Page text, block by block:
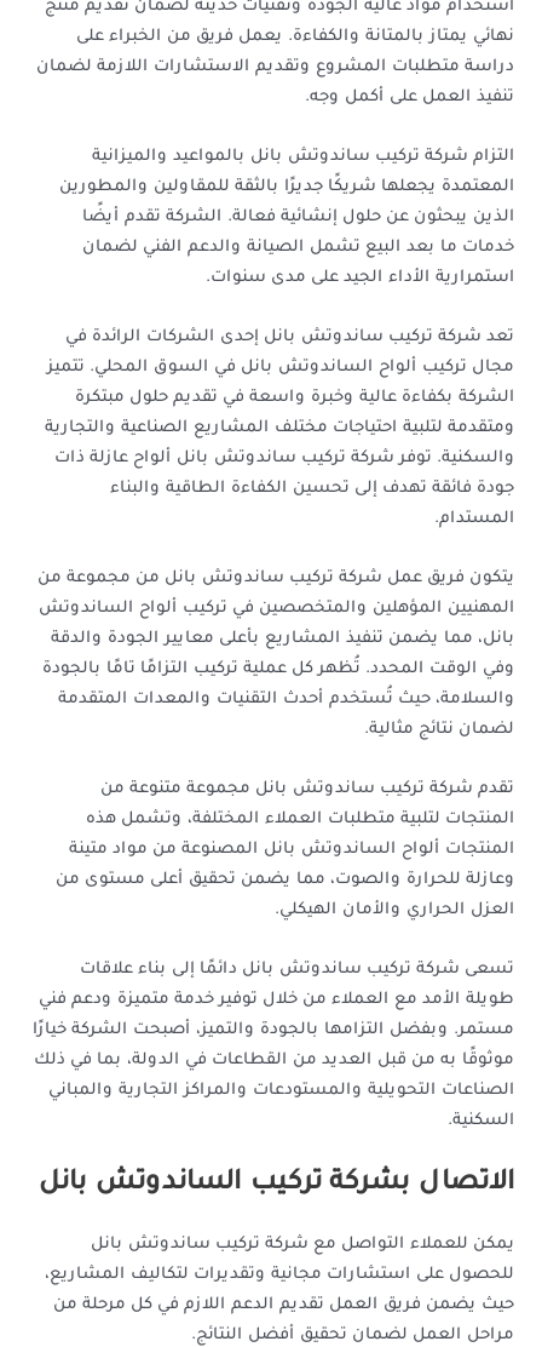
استخدام مواد عالية الجودة وتقنيات حديثة لضمان تقديم منتج
نهائي يمتاز بالمتانة والكفاءة. يعمل فريق من الخبراء على
دراسة متطلبات المشروع وتقديم الاستشارات اللازمة لضمان
تنفيذ العمل على أكمل وجه.
التزام شركة تركيب ساندوتش بانل بالمواعيد والميزانية
المعتمدة يجعلها شريكًا جديرًا بالثقة للمقاولين والمطورين
الذين يبحثون عن حلول إنشائية فعالة. الشركة تقدم أيضًا
خدمات ما بعد البيع تشمل الصيانة والدعم الفني لضمان
استمرارية الأداء الجيد على مدى سنوات.
تعد شركة تركيب ساندوتش بانل إحدى الشركات الرائدة في
مجال تركيب ألواح الساندوتش بانل في السوق المحلي. تتميز
الشركة بكفاءة عالية وخبرة واسعة في تقديم حلول مبتكرة
ومتقدمة لتلبية احتياجات مختلف المشاريع الصناعية والتجارية
والسكنية. توفر شركة تركيب ساندوتش بانل ألواح عازلة ذات
جودة فائقة تهدف إلى تحسين الكفاءة الطاقية والبناء
المستدام.
يتكون فريق عمل شركة تركيب ساندوتش بانل من مجموعة من
المهنيين المؤهلين والمتخصصين في تركيب ألواح الساندوتش
بانل، مما يضمن تنفيذ المشاريع بأعلى معايير الجودة والدقة
وفي الوقت المحدد. تُظهر كل عملية تركيب التزامًا تامًا بالجودة
والسلامة، حيث تُستخدم أحدث التقنيات والمعدات المتقدمة
لضمان نتائج مثالية.
تقدم شركة تركيب ساندوتش بانل مجموعة متنوعة من
المنتجات لتلبية متطلبات العملاء المختلفة، وتشمل هذه
المنتجات ألواح الساندوتش بانل المصنوعة من مواد متينة
وعازلة للحرارة والصوت، مما يضمن تحقيق أعلى مستوى من
العزل الحراري والأمان الهيكلي.
تسعى شركة تركيب ساندوتش بانل دائمًا إلى بناء علاقات
طويلة الأمد مع العملاء من خلال توفير خدمة متميزة ودعم فني
مستمر. وبفضل التزامها بالجودة والتميز، أصبحت الشركة خيارًا
موثوقًا به من قبل العديد من القطاعات في الدولة، بما في ذلك
الصناعات التحويلية والمستودعات والمراكز التجارية والمباني
السكنية.
الاتصال بشركة تركيب الساندوتش بانل
يمكن للعملاء التواصل مع شركة تركيب ساندوتش بانل
للحصول على استشارات مجانية وتقديرات لتكاليف المشاريع،
حيث يضمن فريق العمل تقديم الدعم اللازم في كل مرحلة من
مراحل العمل لضمان تحقيق أفضل النتائج.